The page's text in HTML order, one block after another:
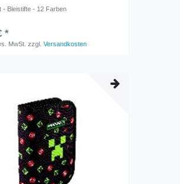
- Bleistifte - 12 Farben
*
MwSt. zzgl.Versandkosten